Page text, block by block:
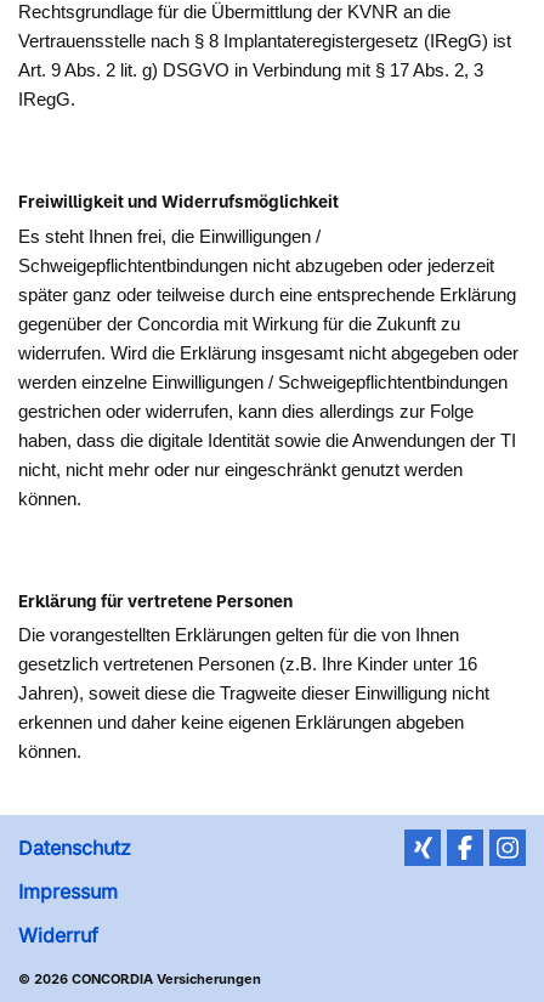
Rechtsgrundlage für die Übermittlung der KVNR an die
Vertrauensstelle nach § 8 Implantateregistergesetz (IRegG) ist
Art. 9 Abs. 2 lit. g) DSGVO in Verbindung mit § 17 Abs. 2, 3
IRegG.
Freiwilligkeit und Widerrufsmöglichkeit
Es steht Ihnen frei, die Einwilligungen /
Schweigepflichtentbindungen nicht abzugeben oder jederzeit
später ganz oder teilweise durch eine entsprechende Erklärung
gegenüber der Concordia mit Wirkung für die Zukunft zu
widerrufen. Wird die Erklärung insgesamt nicht abgegeben oder
werden einzelne Einwilligungen / Schweigepflichtentbindungen
gestrichen oder widerrufen, kann dies allerdings zur Folge
haben, dass die digitale Identität sowie die Anwendungen der TI
nicht, nicht mehr oder nur eingeschränkt genutzt werden
können.
Erklärung für vertretene Personen
Die vorangestellten Erklärungen gelten für die von Ihnen
gesetzlich vertretenen Personen (z.B. Ihre Kinder unter 16
Jahren), soweit diese die Tragweite dieser Einwilligung nicht
erkennen und daher keine eigenen Erklärungen abgeben
können.
Datenschutz
Impressum
Widerruf
© 2026 CONCORDIA Versicherungen